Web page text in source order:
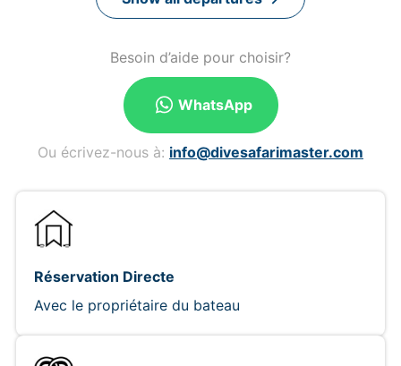
Besoin d’aide pour choisir?
WhatsApp
Ou écrivez-nous à: info@divesafarimaster.com
Réservation Directe
Avec le propriétaire du bateau